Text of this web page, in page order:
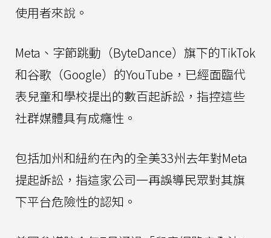
使用者來說。
Meta、字節跳動（ByteDance）旗下的TikTok
和谷歌（Google）的YouTube，已經面臨代
表兒童和學校提出的數百起訴訟，指控這些
社群媒體具有成癮性。
包括加州和紐約在內的全美33州去年對Meta
提起訴訟，指這家公司一再誤導民眾對其旗
下平台危險性的認知。